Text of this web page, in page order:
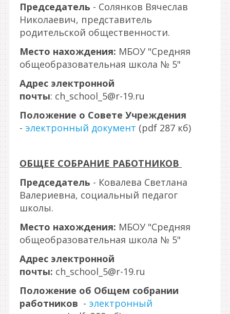
Председатель - Солянков Вячеслав
Николаевич, представитель
родительской общественности.
Место нахождения: МБОУ "Средняя
общеобразовательная школа № 5"
Адрес электронной
почты: ch_school_5@r-19.ru
Положение о Совете Учреждения
- электронный документ (pdf 287 кб)
ОБЩЕЕ СОБРАНИЕ РАБОТНИКОВ
Председатель - Ковалева Светлана
Валериевна, социальный педагог
школы.
Место нахождения: МБОУ "Средняя
общеобразовательная школа № 5"
Адрес электронной
почты: ch_school_5@r-19.ru
Положение об Общем собрании
работников - электронный